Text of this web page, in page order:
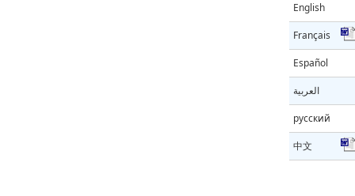
English
Français
Español
العربية
русский
中文